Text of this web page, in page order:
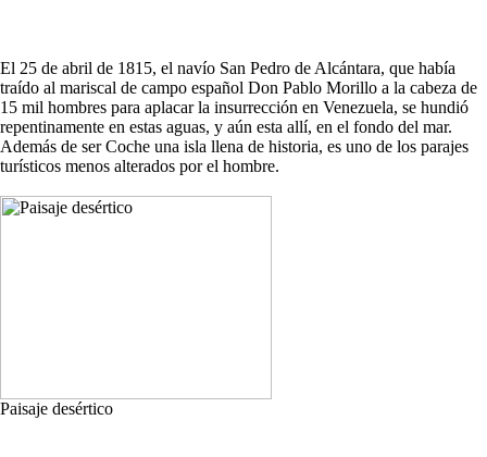
El 25 de abril de 1815, el navío San Pedro de Alcántara, que había
traído al mariscal de campo español Don Pablo Morillo a la cabeza de
15 mil hombres para aplacar la insurrección en Venezuela, se hundió
repentinamente en estas aguas, y aún esta allí, en el fondo del mar.
Además de ser Coche una isla llena de historia, es uno de los parajes
turísticos menos alterados por el hombre.
Paisaje desértico